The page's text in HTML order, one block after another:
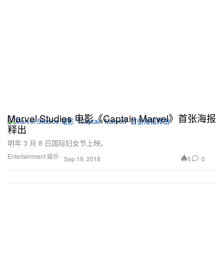
Entertainment 娱乐
Marvel Studios 电影《Captain Marvel》首张海报
释出
明年 3 月 8 日国际妇女节上映。
Sep 19, 2018 6 0